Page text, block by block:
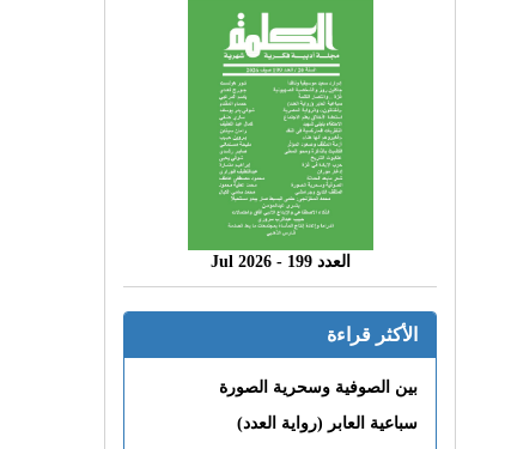
العدد 199 - 2026 Jul
الأكثر قراءة
بين الصوفية وسحرية الصورة
سباعية العابر (رواية العدد)